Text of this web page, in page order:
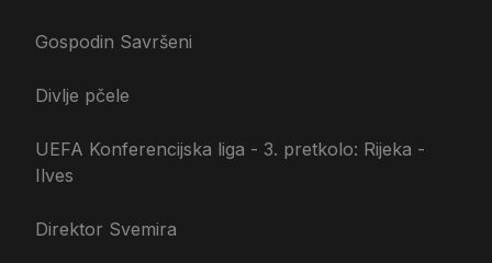
Gospodin Savršeni
Divlje pčele
UEFA Konferencijska liga - 3. pretkolo: Rijeka -
Ilves
Direktor Svemira